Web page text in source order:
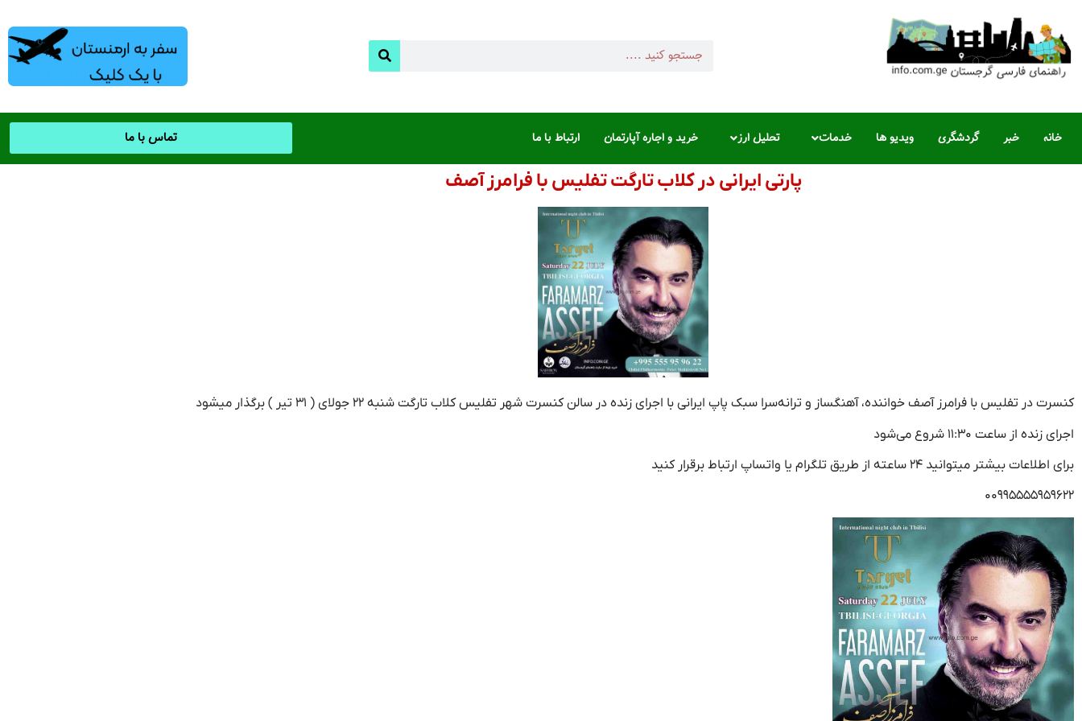
خانه خبر گردشگری ویدیو ها خدمات تحلیل ارز خرید و اجاره آپارتمان ارتباط با ما تماس با ما
پارتی ایرانی در کلاب تارگت تفلیس با فرامرز آصف
کنسرت در تفلیس با فرامرز آصف خواننده، آهنگساز و ترانه‌سرا سبک پاپ ایرانی با اجرای زنده در سالن کنسرت شهر تفلیس کلاب تارگت شنبه ۲۲ جولای ( ۳۱ تیر ) برگذار میشود
اجرای زنده از ساعت ۱۱:۳۰ شروع می‌شود
برای اطلاعات بیشتر میتوانید ۲۴ ساعته از طریق تلگرام یا واتساپ ارتباط برقرار کنید
۰۰۹۹۵۵۵۵۹۵۹۶۲۲